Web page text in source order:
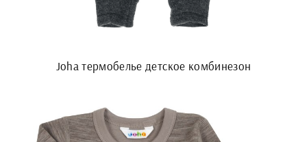
Joha термобелье детское комбинезон